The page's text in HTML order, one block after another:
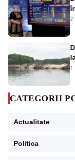
2
1
CATEGORII
Actualitate
Politica